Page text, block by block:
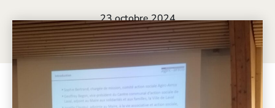
23 octobre 2024